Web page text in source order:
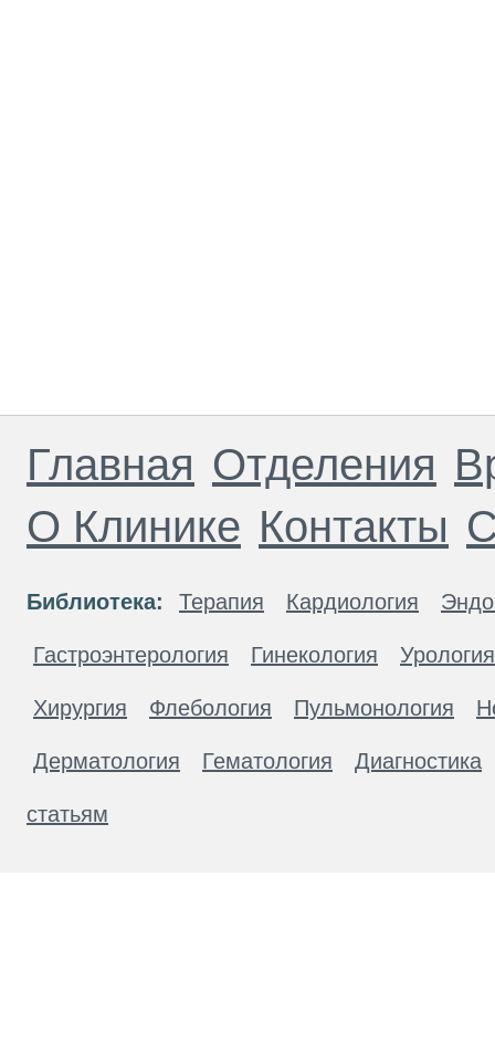
Главная Отделения
О Клинике Контакты
Библиотека: Терапия Кардиология
Гастроэнтерология Гинекология Урология
Хирургия Флебология Пульмонология
Дерматология Гематология Диагностика
статьям